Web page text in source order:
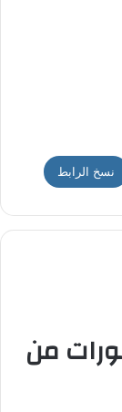
نسخ الرابط
من